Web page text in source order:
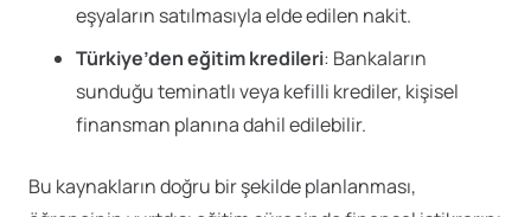
eşyaların satılmasıyla elde edilen nakit.
Türkiye’den eğitim kredileri: Bankaların
sunduğu teminatlı veya kefilli krediler, kişisel
finansman planına dahil edilebilir.
Bu kaynakların doğru bir şekilde planlanması,